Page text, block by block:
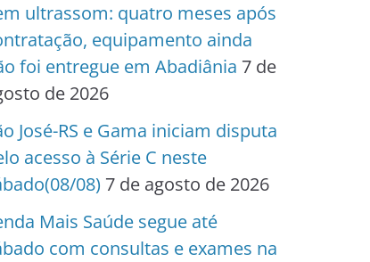
ultrassom: quatro meses após
equipamento ainda
foi entregue em Abadiânia 7 de
de 2026
José-RS e Gama iniciam disputa
acesso à Série C neste
08) 7 de agosto de 2026
Mais Saúde segue até
com consultas e exames na